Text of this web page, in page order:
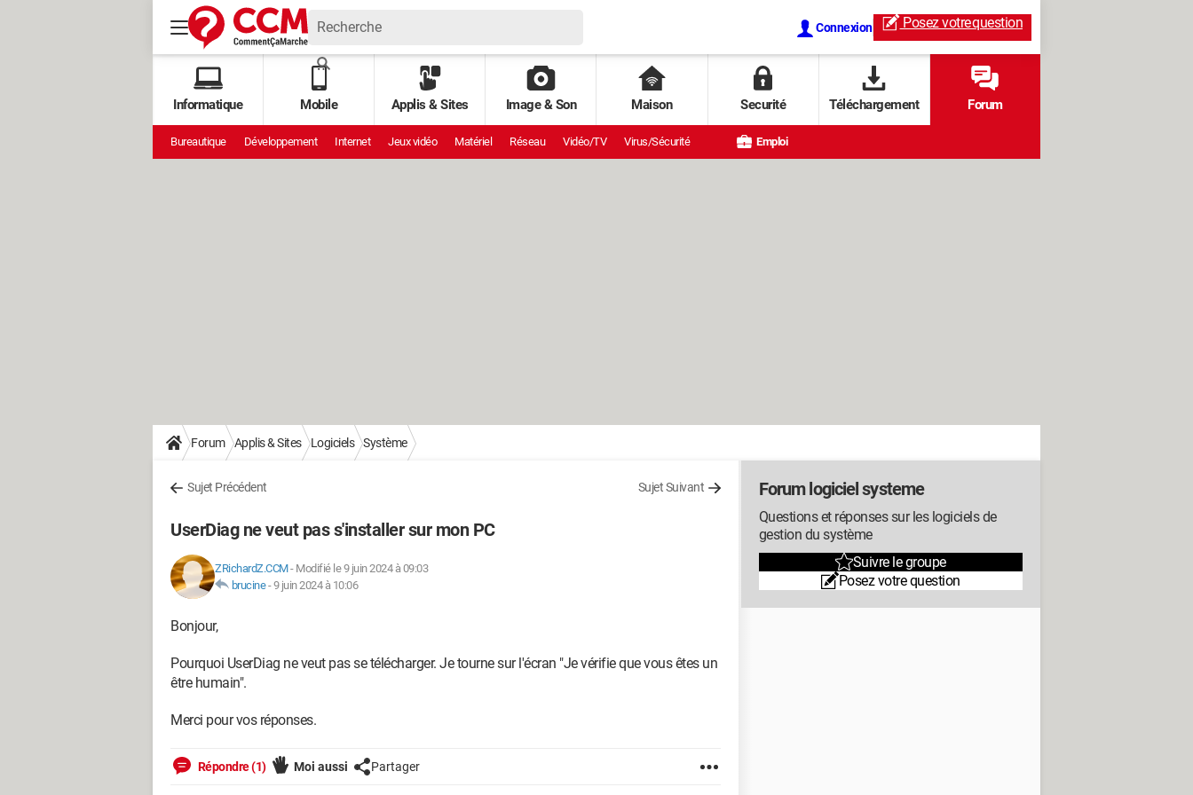
Connexion Posez votrequestion
Informatique Mobile Applis & Sites Image & Son Maison Securité Téléchargement Forum
Bureautique Développement Internet Jeux vidéo Matériel Réseau Vidéo/TV Virus/Sécurité Emploi
Forum Applis & Sites Logiciels Système
Sujet Précédent Sujet Suivant
UserDiag ne veut pas s'installer sur mon PC
ZRichardZ.CCM- Modifié le 9 juin 2024 à 09:03
brucine-9 juin 2024 à 10:06
Bonjour,
Pourquoi UserDiag ne veut pas se télécharger. Je tourne sur l'écran "Je vérifie que vous êtes un
être humain".
Merci pour vos réponses.
Répondre (1) Moi aussi Partager
Forum logiciel systeme
Questions et réponses sur les logiciels de
gestion du système
Suivre le groupe
Posez votre question